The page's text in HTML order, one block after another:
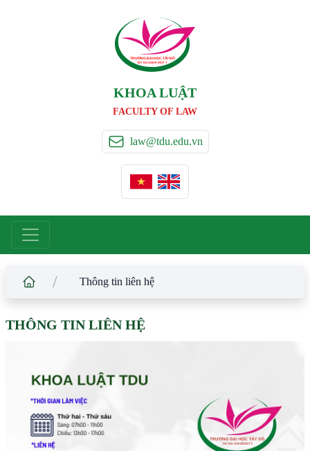
TRƯỜNG ĐẠI HỌC TÂY ĐÔ
TAY DO UNIVERSIT Y
KHOA LUẬT
FACULTY OF LAW
law@tdu.edu.vn
/ Thông tin liên hệ
THÔNG TIN LIÊN HỆ